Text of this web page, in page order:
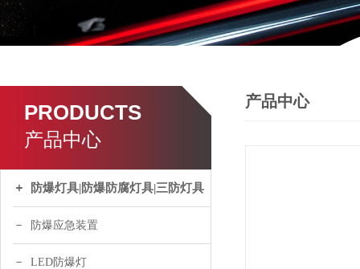
PRODUCTS
产品中心
防爆灯具|防爆防腐灯具|三防灯具
防爆应急装置
LED防爆灯
产品中心